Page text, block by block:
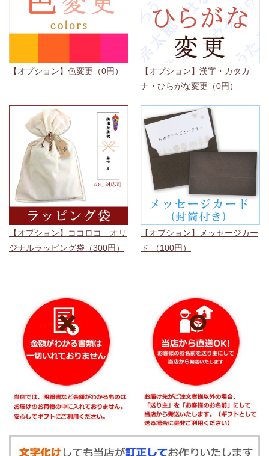
【オプション】色変更（0円）
【オプション】漢字・カタカ
ナ・ひらがな変更（0円）
【オプション】ココロコ オリ
ジナルラッピング袋（300円）
【オプション】メッセージカー
ド （100円）